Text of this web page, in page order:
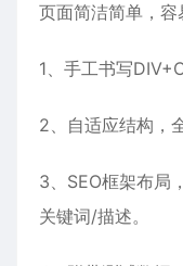
页面简洁简单，容
1、手工书写
2、自适应结构，
3、SEO框架布局
关键词/描述。